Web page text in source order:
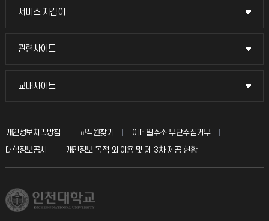
교무회의방송
입학안내
취업정보(학생)
서비스 지킴이
서비스 지킴이
묻고 답하기
칭찬마당
학생서비스 지킴이
관련사이트
관련사이트
국방헬프콜
총동문회
교내사이트
교내사이트
교수회
교육혁신본부
국제지원과
개인정보처리방침 교직원찾기
이메일주소 무단수집거부
대학정보공시
개인정보 목적 외 이용 및 제 3차 제공 현황